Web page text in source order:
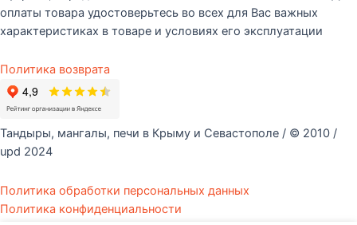
оплаты товара удостоверьтесь во всех для Вас важных
характеристиках в товаре и условиях его эксплуатации
Политика возврата
Тандыры, мангалы, печи в Крыму и Севастополе / © 2010 /
upd 2024
Политика обработки персональных данных
Политика конфиденциальности